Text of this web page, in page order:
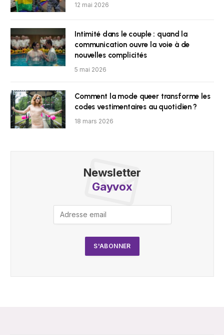
12 mai 2026
Intimité dans le couple : quand la
communication ouvre la voie à de
nouvelles complicités
5 mai 2026
Comment la mode queer transforme les
codes vestimentaires au quotidien ?
18 mars 2026
Newsletter
Gayvox